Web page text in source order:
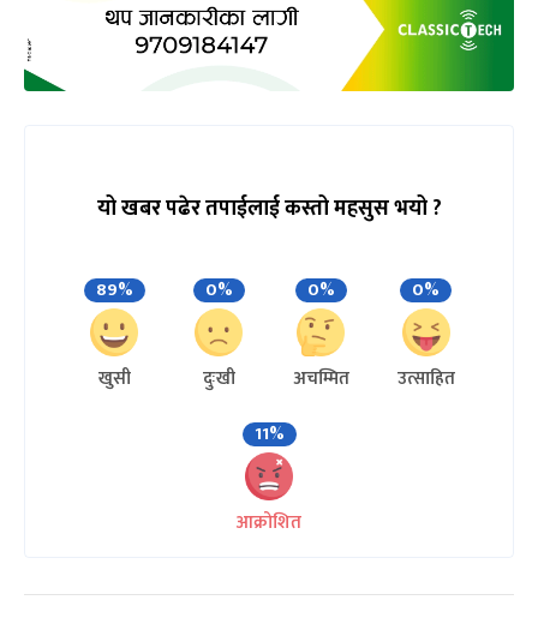
यो खबर पढेर तपाईलाई कस्तो महसुस भयो ?
89%
खुसी
0%
दुःखी
0%
अचम्मित
0%
उत्साहित
11%
आक्रोशित